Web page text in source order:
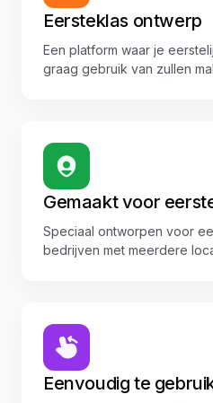
Eersteklas ontwerp
Een platform waar je
graag gebruik van zullen
Gemaakt voor
Speciaal ontworpen voor
bedrijven met meerdere
Eenvoudig te